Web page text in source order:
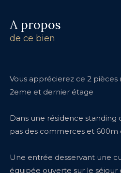
a propos
de ce bien
Vous apprécierez ce 2
2eme et dernier étage
Dans une résidence standing
pas des commerces et
Une entrée desservant une
équipée ouverte sur le séjour